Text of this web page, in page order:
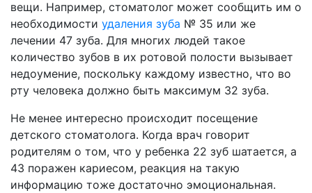
вещи. Например, стоматолог может сообщить им о
необходимости удаления зуба № 35 или же
лечении 47 зуба. Для многих людей такое
количество зубов в их ротовой полости вызывает
недоумение, поскольку каждому известно, что во
рту человека должно быть максимум 32 зуба.
Не менее интересно происходит посещение
детского стоматолога. Когда врач говорит
родителям о том, что у ребенка 22 зуб шатается, а
43 поражен кариесом, реакция на такую
информацию тоже достаточно эмоциональная.